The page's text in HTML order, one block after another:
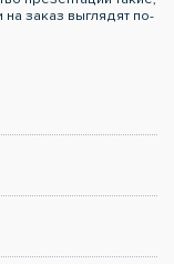
заказ выглядят по-